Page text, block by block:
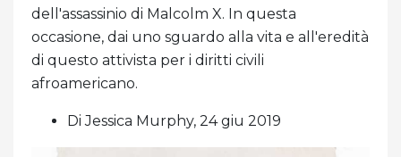
dell'assassinio di Malcolm X. In questa
occasione, dai uno sguardo alla vita e all'eredità
di questo attivista per i diritti civili
afroamericano.
Di Jessica Murphy, 24 giu 2019